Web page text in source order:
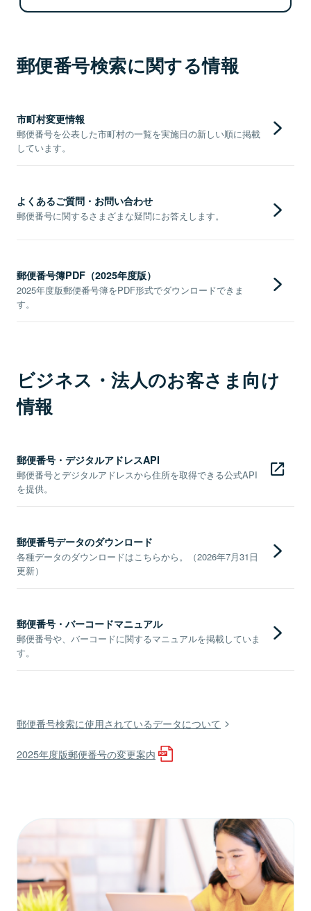
郵便番号検索に関する情報
市町村変更情報
郵便番号を公表した市町村の一覧を実施日の新しい順に掲載
しています。
よくあるご質問・お問い合わせ
郵便番号に関するさまざまな疑問にお答えします。
郵便番号簿PDF（2025年度版）
2025年度版郵便番号簿をPDF形式でダウンロードできま
す。
ビジネス・法人のお客さま向け
情報
郵便番号・デジタルアドレスAPI
郵便番号とデジタルアドレスから住所を取得できる公式API
を提供。
郵便番号データのダウンロード
各種データのダウンロードはこちらから。（2026年7月31日
更新）
郵便番号・バーコードマニュアル
郵便番号や、バーコードに関するマニュアルを掲載していま
す。
郵便番号検索に使用されているデータについて
2025年度版郵便番号の変更案内